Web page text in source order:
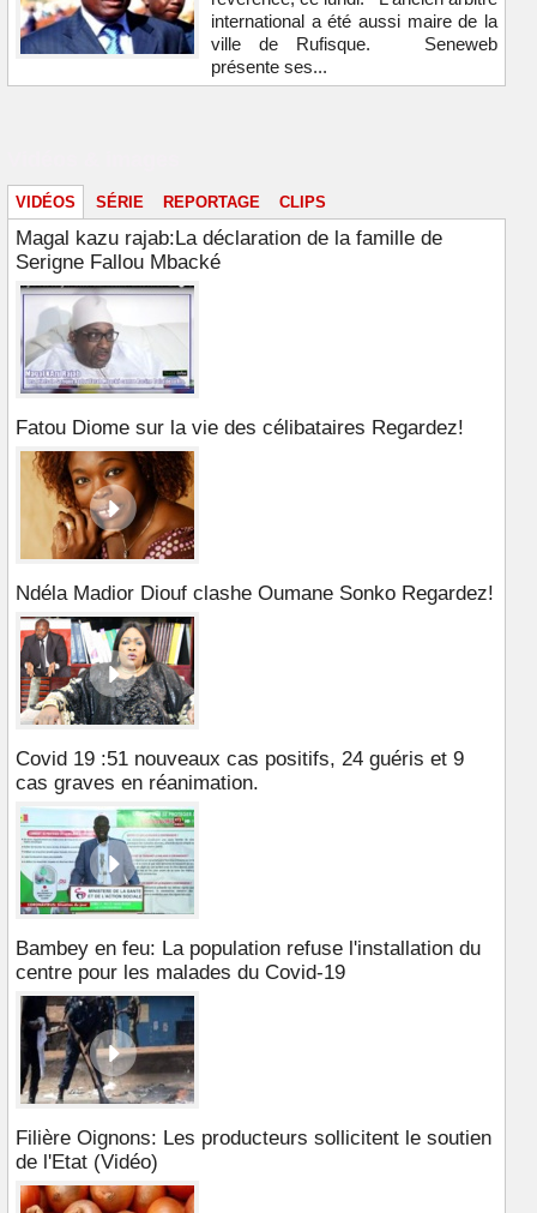
international a été aussi maire de la
ville de Rufisque. Seneweb
présente ses...
VIDÉOS SÉRIE REPORTAGE CLIPS
Magal kazu rajab:La déclaration de la famille de
Serigne Fallou Mbacké
Fatou Diome sur la vie des célibataires Regardez!
Ndéla Madior Diouf clashe Oumane Sonko Regardez!
Covid 19 :51 nouveaux cas positifs, 24 guéris et 9
cas graves en réanimation.
Bambey en feu: La population refuse l'installation du
centre pour les malades du Covid-19
Filière Oignons: Les producteurs sollicitent le soutien
de l'Etat (Vidéo)